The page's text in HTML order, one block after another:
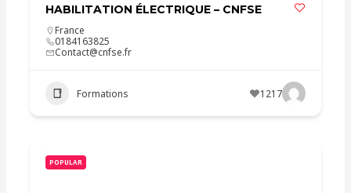
HABILITATION ÉLECTRIQUE – CNFSE
France
0184163825
Contact@cnfse.fr
Formations 1217
POPULAR